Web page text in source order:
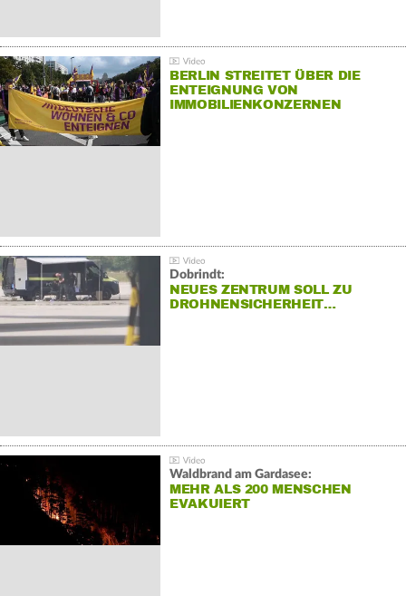
BERLIN STREITET ÜBER DIE
ENTEIGNUNG VON
IMMOBILIENKONZERNEN
Dobrindt:
NEUES ZENTRUM SOLL ZU
DROHNENSICHERHEIT…
Waldbrand am Gardasee:
MEHR ALS 200 MENSCHEN
EVAKUIERT